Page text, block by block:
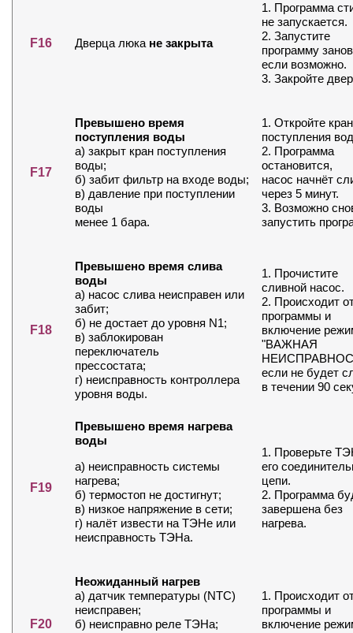
F16 Дверца люка не закрыта
1. Программа
не запускается.
2. Запустите
программу
если возможно.
3. Закройте
F17
Превышено время
поступления воды
а) закрыт кран поступления
воды;
б) забит фильтр на входе воды;
в) давление при поступлении
воды
менее 1 бара.
1. Откройте кран
поступления
2. Программа
остановится,
насос начнёт
через 5 минут.
3. Возможно
запустить
F18
Превышено время слива
воды
а) насос слива неисправен или
забит;
б) не достает до уровня N1;
в) заблокирован
переключатель
прессостата;
г) неисправность контроллера
уровня воды.
1. Прочистите
сливной насос.
2. Происходит
программы и
включение
"ВАЖНАЯ
если не будет
в течении 90
F19
Превышено время нагрева
воды
а) неисправность системы
нагрева;
б) термостоп не достигнут;
в) низкое напряжение в сети;
г) налёт извести на ТЭНе или
неисправность ТЭНа.
1. Проверьте
его
цепи.
2. Программа
завершена без
нагрева.
F20
Неожиданный нагрев
а) датчик температуры (NTC)
неисправен;
б) неисправно реле ТЭНа;
1. Происходит
программы и
включение